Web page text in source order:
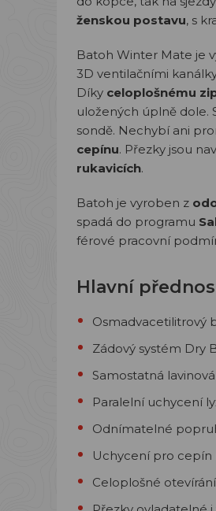
ženskou postavu, s
Batoh Winter Mate je
3D ventilačními
Díky celoplošnému
uložených úplně dole.
sondě. Nechybí ani
cepínu. Přezky jsou
rukavicích.
Batoh je vyroben z
spadá do programu
férové pracovní
Hlavní
Osmadvacetilitrový
Zádový systém Dry
Samostatná
Paralelní uchycení
Odnímatelné
Uchycení pro cepín
Celoplošné